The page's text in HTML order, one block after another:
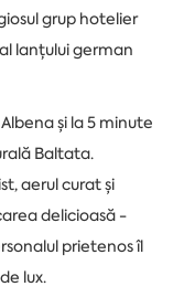
grup hotelier
lanțului german
și la 5 minute
Baltata.
aerul curat și
delicioasă -
prietenos îl
lux.